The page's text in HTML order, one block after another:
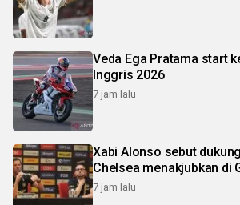
Veda Ega Pratama start
Inggris 2026
7 jam lalu
Xabi Alonso sebut
Chelsea menakjubkan di
7 jam lalu